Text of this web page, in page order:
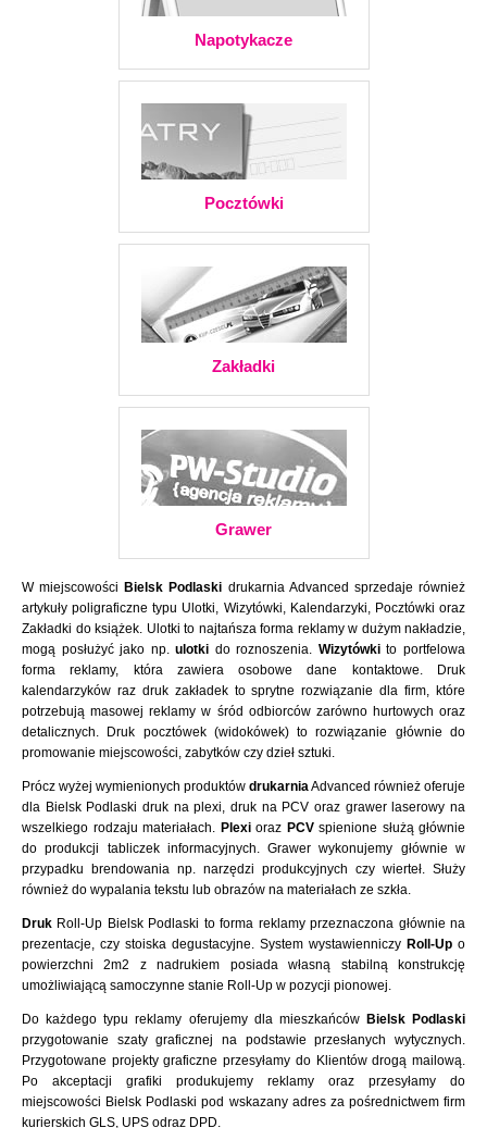
Napotykacze
Pocztówki
Zakładki
Grawer
W miejscowości Bielsk Podlaski drukarnia Advanced sprzedaje również
artykuły poligraficzne typu Ulotki, Wizytówki, Kalendarzyki, Pocztówki oraz
Zakładki do książek. Ulotki to najtańsza forma reklamy w dużym nakładzie,
mogą posłużyć jako np.ulotki do roznoszenia. Wizytówkito portfelowa
forma reklamy, która zawiera osobowe dane kontaktowe. Druk
kalendarzyków raz druk zakładek to sprytne rozwiązanie dla firm, które
potrzebują masowej reklamy w śród odbiorców zarówno hurtowych oraz
detalicznych. Druk pocztówek (widokówek) to rozwiązanie głównie do
promowanie miejscowości, zabytków czy dzieł sztuki.
Prócz wyżej wymienionych produktów drukarniaAdvanced również oferuje
dla Bielsk Podlaski druk na plexi, druk na PCV oraz grawer laserowy na
wszelkiego rodzaju materiałach. Plexioraz PCVspienione służą głównie
do produkcji tabliczek informacyjnych. Grawer wykonujemy głównie w
przypadku brendowania np. narzędzi produkcyjnych czy wierteł. Służy
również do wypalania tekstu lub obrazów na materiałach ze szkła.
Druk Roll-Up Bielsk Podlaski to forma reklamy przeznaczona głównie na
prezentacje, czy stoiska degustacyjne. System wystawienniczy Roll-Up o
powierzchni 2m2 z nadrukiem posiada własną stabilną konstrukcję
umożliwiającą samoczynne stanie Roll-Up w pozycji pionowej.
Do każdego typu reklamy oferujemy dla mieszkańców Bielsk Podlaski
przygotowanie szaty graficznej na podstawie przesłanych wytycznych.
Przygotowane projekty graficzne przesyłamy do Klientów drogą mailową.
Po akceptacji grafiki produkujemy reklamy oraz przesyłamy do
miejscowości Bielsk Podlaski pod wskazany adres za pośrednictwem firm
kurierskich GLS, UPS odraz DPD.